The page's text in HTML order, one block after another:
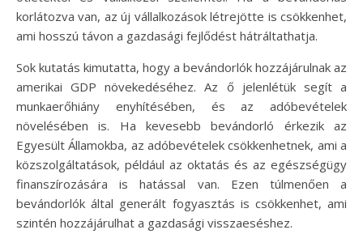
korlátozva van, az új vállalkozások létrejötte is csökkenhet,
ami hosszú távon a gazdasági fejlődést hátráltathatja.
Sok kutatás kimutatta, hogy a bevándorlók hozzájárulnak az
amerikai GDP növekedéséhez. Az ő jelenlétük segít a
munkaerőhiány enyhítésében, és az adóbevételek
növelésében is. Ha kevesebb bevándorló érkezik az
Egyesült Államokba, az adóbevételek csökkenhetnek, ami a
közszolgáltatások, például az oktatás és az egészségügy
finanszírozására is hatással van. Ezen túlmenően a
bevándorlók által generált fogyasztás is csökkenhet, ami
szintén hozzájárulhat a gazdasági visszaeséshez.